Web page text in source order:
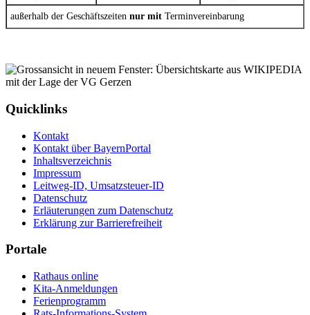
außerhalb der Geschäftszeiten nur mit Terminvereinbarung
Quicklinks
Kontakt
Kontakt über BayernPortal
Inhaltsverzeichnis
Impressum
Leitweg-ID, Umsatzsteuer-ID
Datenschutz
Erläuterungen zum Datenschutz
Erklärung zur Barrierefreiheit
Portale
Rathaus online
Kita-Anmeldungen
Ferienprogramm